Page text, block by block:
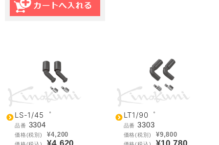
LS-1/45゜
品番 3304
価格(税別) ¥4,200
LT1/90゜
品番 3303
価格(税別) ¥9,800